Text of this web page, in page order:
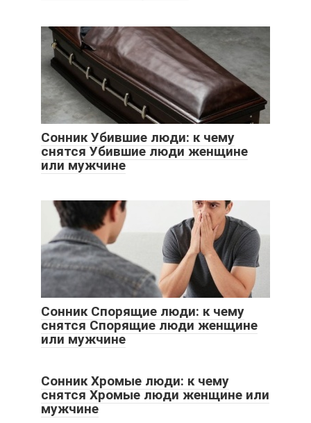
Сонник Убившие люди: к чему
снятся Убившие люди женщине
или мужчине
Сонник Спорящие люди: к чему
снятся Спорящие люди женщине
или мужчине
Сонник Хромые люди: к чему
снятся Хромые люди женщине или
мужчине